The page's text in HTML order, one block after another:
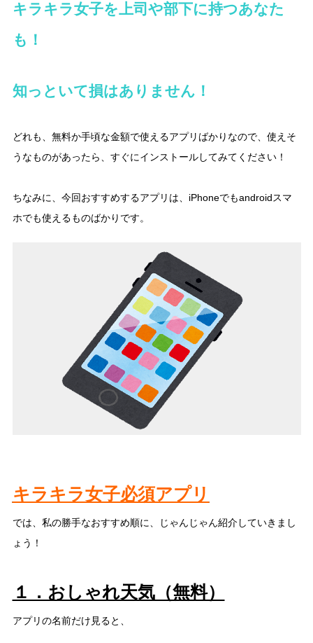
キラキラ女子を上司や部下に持つあなた
も！
知っといて損はありません！
どれも、無料か手頃な金額で使えるアプリばかりなので、使えそ
うなものがあったら、すぐにインストールしてみてください！
ちなみに、今回おすすめするアプリは、iPhoneでもandroidスマ
ホでも使えるものばかりです。
キラキラ女子必須アプリ
では、私の勝手なおすすめ順に、じゃんじゃん紹介していきまし
ょう！
１．おしゃれ天気（無料）
アプリの名前だけ見ると、